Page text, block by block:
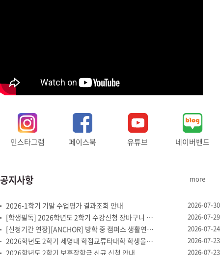
인스타그램 페이스북 유튜브 네이버밴드
공지사항
2026-1학기 기말 수업평가 결과조회 안내 2026-07-30
[학생필독] 2026학년도 2학기 수강신청 장바구니 제도 안내 2026-07-29
[신청기간 연장][ANCHOR] 방학 중 캠퍼스 생활연구소 '여... 2026-07-24
2026학년도 2학기 세명대 학점교류타대학 학생을 위한 개설강좌... 2026-07-23
2026학년도 2학기 보훈장학금 신규 신청 안내 2026-07-23
more